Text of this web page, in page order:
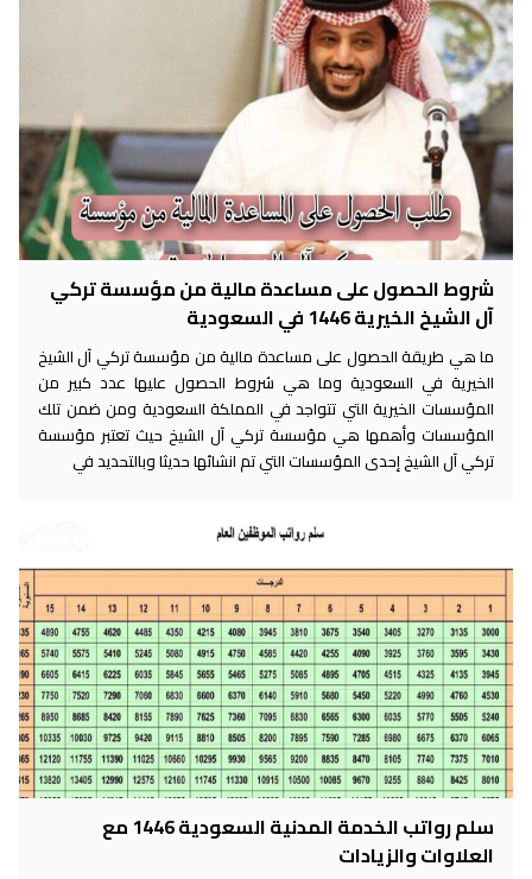
شروط الحصول على مساعدة مالية من مؤسسة تركي
آل الشيخ الخيرية 1446 في السعودية
ما هي طريقة الحصول على مساعدة مالية من مؤسسة تركي آل الشيخ
الخيرية في السعودية وما هي شروط الحصول عليها عدد كبير من
المؤسسات الخيرية التي تتواجد في المملكة السعودية ومن ضمن تلك
المؤسسات وأهمها هي مؤسسة تركي آل الشيخ حيث تعتبر مؤسسة
تركي آل الشيخ إحدى المؤسسات التي تم انشائها حديثا وبالتحديد في
سلم رواتب الخدمة المدنية السعودية 1446 مع
العلاوات والزيادات